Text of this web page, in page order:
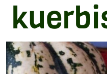
Zum Hauptinhalt springen